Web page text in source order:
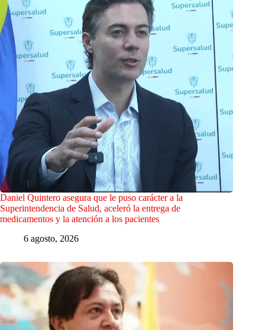
Daniel Quintero asegura que le puso carácter a la
Superintendencia de Salud, aceleró la entrega de
medicamentos y la atención a los pacientes
6 agosto, 2026